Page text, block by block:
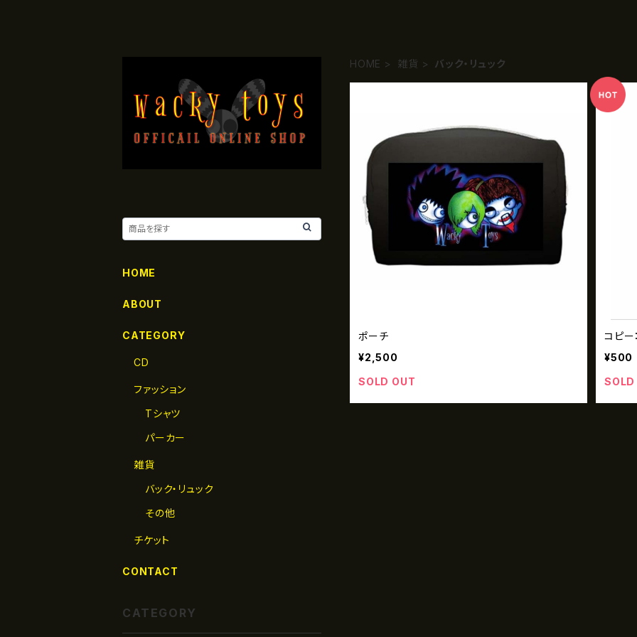
HOME 雑貨 バック・リュック
ポーチ
¥2,500
SOLD OUT
コピー
¥500
SOLD
HOME
ABOUT
CATEGORY
CD
ファッション
Tシャツ
パーカー
雑貨
バック・リュック
その他
チケット
CONTACT
CATEGORY